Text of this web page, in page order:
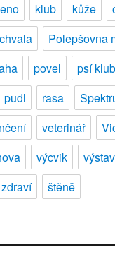
klub kůže
Polepšovna
povel
psí klub
pudl rasa
veterinář
výcvik
zdraví štěně